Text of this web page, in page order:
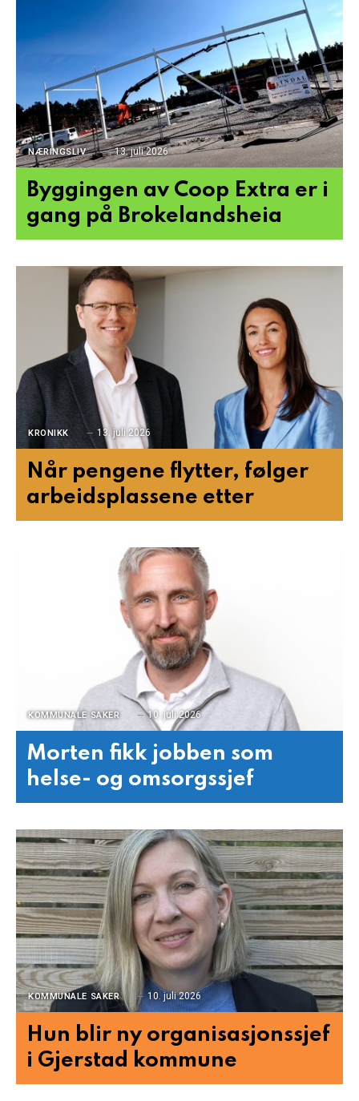
NÆRINGSLIV 13. juli 2026
Byggingen av Coop Extra er i
gang på Brokelandsheia
KRONIKK 13. juli 2026
Når pengene flytter, følger
arbeidsplassene etter
KOMMUNALE SAKER 10. juli 2026
Morten fikk jobben som
helse- og omsorgssjef
KOMMUNALE SAKER 10. juli 2026
Hun blir ny organisasjonssjef
i Gjerstad kommune